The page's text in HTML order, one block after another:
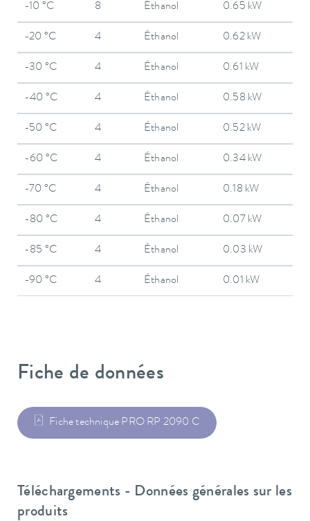
-10 °C 8 Éthanol 0.65 kW
-20 °C 4 Éthanol 0.62 kW
-30 °C 4 Éthanol 0.61 kW
-40 °C 4 Éthanol 0.58 kW
-50 °C 4 Éthanol 0.52 kW
-60 °C 4 Éthanol 0.34 kW
-70 °C 4 Éthanol 0.18 kW
-80 °C 4 Éthanol 0.07 kW
-85 °C 4 Éthanol 0.03 kW
-90 °C 4 Éthanol 0.01 kW
Fiche de données
Fiche technique PRO RP 2090 C
Téléchargements - Données générales sur les
produits